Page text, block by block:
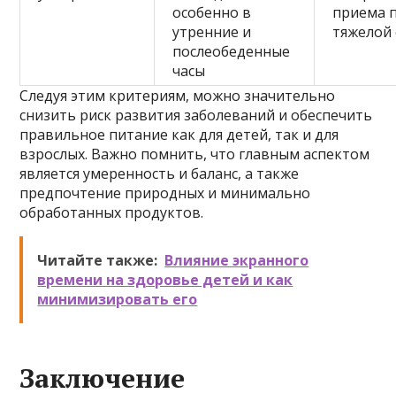
особенно в
утренние и
послеобеденные
часы
приема
Следуя этим критериям, можно значительно
снизить риск развития заболеваний и обеспечить
правильное питание как для детей, так и для
взрослых. Важно помнить, что главным аспектом
является умеренность и баланс, а также
предпочтение природных и минимально
обработанных продуктов.
Читайте также: Влияние экранного
времени на здоровье детей и как
минимизировать его
Заключение